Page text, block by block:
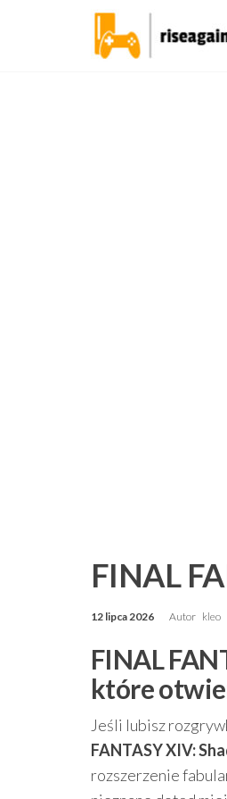
FINAL
12 lipca 2026 Autor kleo
FINAL
które
Jeśli lubisz
FANTASY XIV:
rozszerzenie